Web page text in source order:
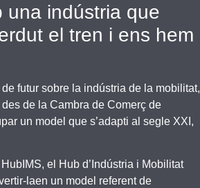
una indústria que
el tren i ens hem
futur sobre la indústria de la mobilitat,
de la Cambra de Comerç de
un model que s’adapti al segle XXI,
el Hub d’Indústria i Mobilitat
laen un model referent de